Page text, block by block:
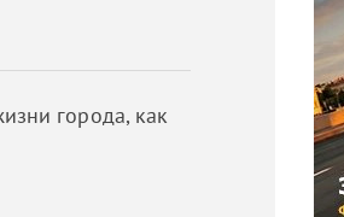
города, как